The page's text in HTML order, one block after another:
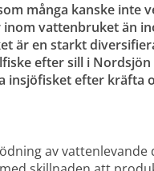
många kanske inte
vattenbruket än
är en starkt
efter sill i
insjöfisket efter kräfta
av vattenlevande